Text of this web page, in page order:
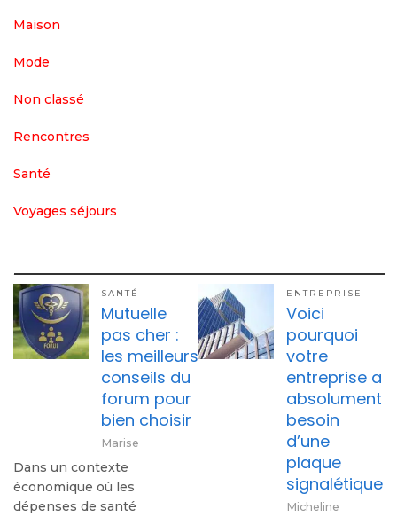
Maison
Mode
Non classé
Rencontres
Santé
Voyages séjours
SANTÉ
Mutuelle
pas cher :
les meilleurs
conseils du
forum pour
bien choisir
Marise
Dans un contexte
économique où les
dépenses de santé
ENTREPRISE
Voici
pourquoi
votre
entreprise a
absolument
besoin
d’une
plaque
signalétique
Micheline